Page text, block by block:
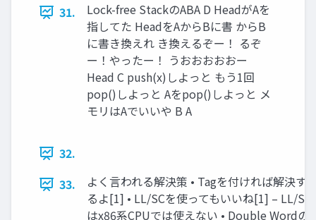
31.
Lock-free StackのABA D HeadがAを
指してた HeadをAからBに書 からB
に書き換えれ き換えるぞー！ るぞ
ー！やったー！ うおおおおおー
Head C push(x)しよっと もう1回
pop()しよっと Aをpop()しよっと メ
モリはAでいいや B A
32.
33.
よく言われる解決策 • Tagを付ければ解決す
るよ[1] • LL/SCを使ってもいいね[1] – LL/SC
はx86系CPUでは使えない • Double Wordの